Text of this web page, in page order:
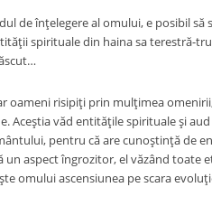
de înțelegere al omului, e posibil
spirituale din haina sa terestră-
risipiți prin mulțimea omenirii,
Aceștia văd entitățile spirituale și
pentru că are cunoștință de
un aspect îngrozitor, el văzând toate
omului ascensiunea pe scara